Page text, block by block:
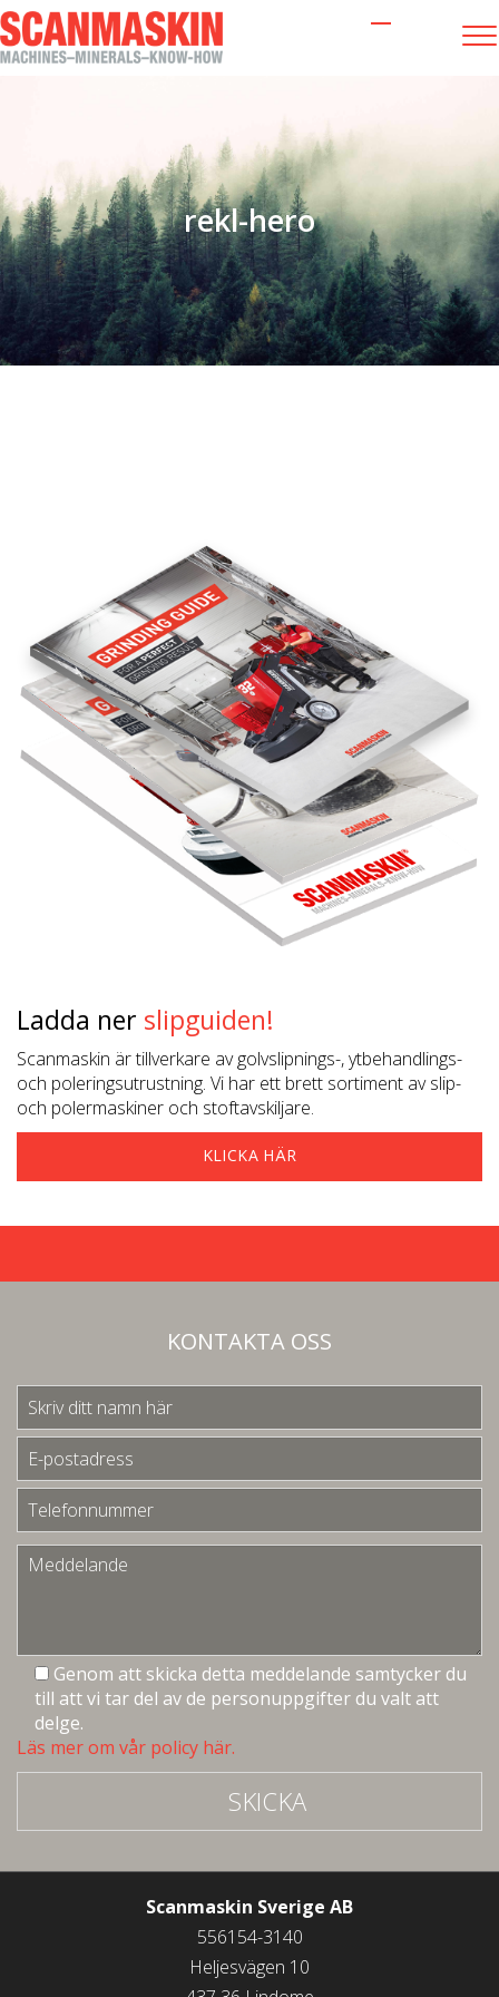
rekl-hero
Ladda ner slipguiden!
Scanmaskin är tillverkare av golvslipnings-, ytbehandlings-
och poleringsutrustning. Vi har ett brett sortiment av slip-
och polermaskiner och stoftavskiljare.
KLICKA HÄR
KONTAKTA OSS
Genom att skicka detta meddelande samtycker du
till att vi tar del av de personuppgifter du valt att
delge.
Läs mer om vår policy här.
SKICKA
Scanmaskin Sverige AB
556154-3140
Heljesvägen 10